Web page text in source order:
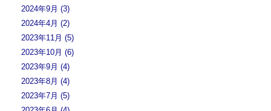
2024年9月 (3)
2024年4月 (2)
2023年11月 (5)
2023年10月 (6)
2023年9月 (4)
2023年8月 (4)
2023年7月 (5)